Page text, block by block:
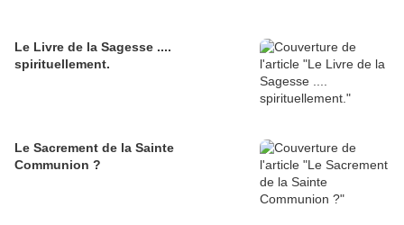
Le Livre de la Sagesse ....
spirituellement.
Le Sacrement de la Sainte
Communion ?